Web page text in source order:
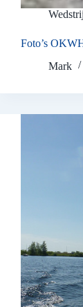
Foto’s
Mark